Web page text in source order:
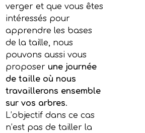
verger et que vous êtes
intéressés pour
apprendre les bases
de la taille, nous
pouvons aussi vous
proposer une journée
de taille où nous
travaillerons ensemble
sur vos arbres.
L’objectif dans ce cas
n’est pas de tailler la